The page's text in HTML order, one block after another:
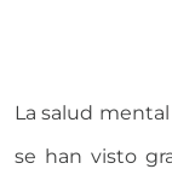
La salud
se han visto